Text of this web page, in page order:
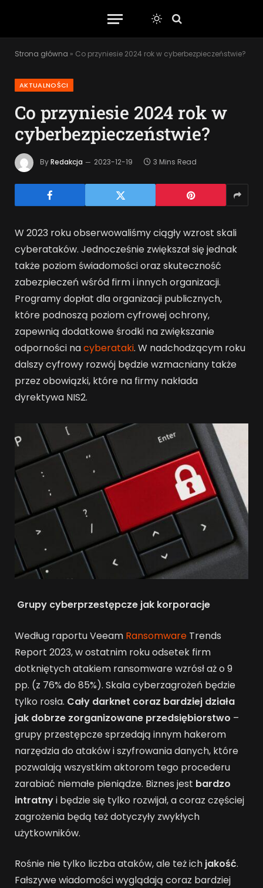
Strona główna » Co przyniesie 2024 rok w cyberbezpieczeństwie?
AKTUALNOŚCI
Co przyniesie 2024 rok w
cyberbezpieczeństwie?
ByRedakcja 2023-12-19 3 Mins Read
W 2023 roku obserwowaliśmy ciągły wzrost skali
cyberataków. Jednocześnie zwiększał się jednak
także poziom świadomości oraz skuteczność
zabezpieczeń wśród firm i innych organizacji.
Programy dopłat dla organizacji publicznych,
które podnoszą poziom cyfrowej ochrony,
zapewnią dodatkowe środki na zwiększanie
odporności nacyberataki. W nadchodzącym roku
dalszy cyfrowy rozwój będzie wzmacniany także
przez obowiązki, które na firmy nakłada
dyrektywa NIS2.
Grupy cyberprzestępcze jak korporacje
Według raportu Veeam Ransomware Trends
Report 2023, w ostatnim roku odsetek firm
dotkniętych atakiem ransomware wzrósł aż o 9
pp. (z 76% do 85%). Skala cyberzagrożeń będzie
tylko rosła. Cały darknet coraz bardziej działa
jak dobrze zorganizowane przedsiębiorstwo –
grupy przestępcze sprzedają innym hakerom
narzędzia do ataków i szyfrowania danych, które
pozwalają wszystkim aktorom tego procederu
zarabiać niemałe pieniądze. Biznes jest bardzo
intratnyi będzie się tylko rozwijał, a coraz częściej
zagrożenia będą też dotyczyły zwykłych
użytkowników.
Rośnie nie tylko liczba ataków, ale też ich jakość.
Fałszywe wiadomości wyglądają coraz bardziej